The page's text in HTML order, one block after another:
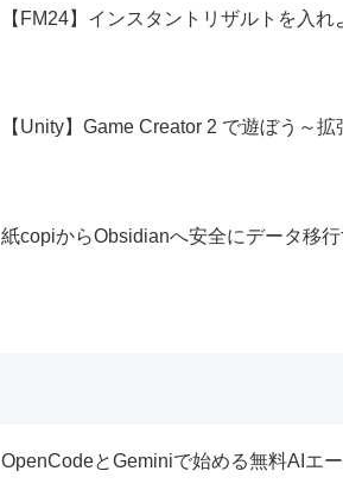
【FM24】インスタントリザルトを入れ
【Unity】Game Creator 2 で遊ぼう～
紙copiからObsidianへ安全にデータ移
OpenCodeとGeminiで始める無料AIエ